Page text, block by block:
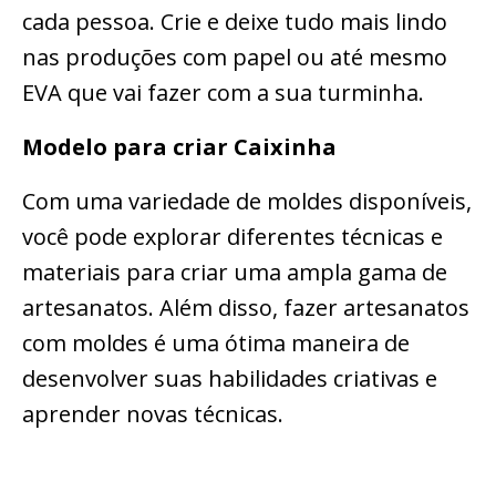
cada pessoa. Crie e deixe tudo mais lindo
nas produções com papel ou até mesmo
EVA que vai fazer com a sua turminha.
Modelo para criar Caixinha
Com uma variedade de moldes disponíveis,
você pode explorar diferentes técnicas e
materiais para criar uma ampla gama de
artesanatos. Além disso, fazer artesanatos
com moldes é uma ótima maneira de
desenvolver suas habilidades criativas e
aprender novas técnicas.